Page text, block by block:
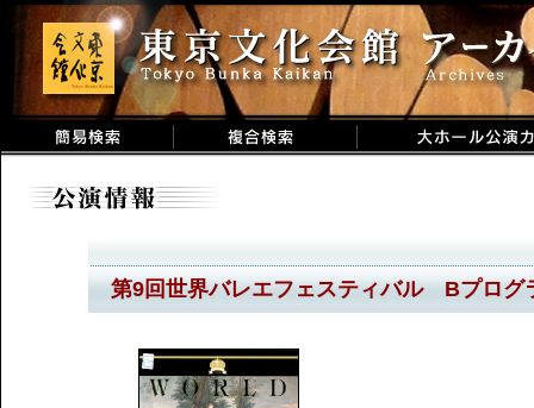
第9回世界バレエフェスティバル Bプログ